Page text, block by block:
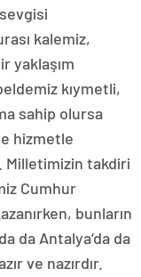
kalemiz,
yaklaşım
kıymetli,
sahip olursa
hizmetle
Milletimizin takdiri
Cumhur
bunların
da Antalya’da da
ve nazırdır.